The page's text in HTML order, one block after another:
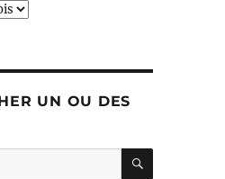
UN OU DES